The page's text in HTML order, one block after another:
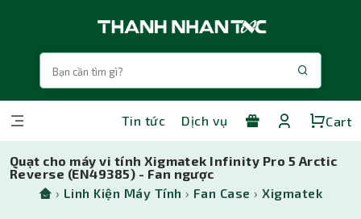
Tin tức Dịch vụ Cart
Quạt cho máy vi tính Xigmatek Infinity Pro 5 Arctic
Reverse (EN49385) - Fan ngược
› Linh Kiện Máy Tính › Fan Case ›Xigmatek